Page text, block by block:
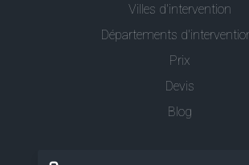
Villes d'intervention
Départements
Prix
Devis
Blog